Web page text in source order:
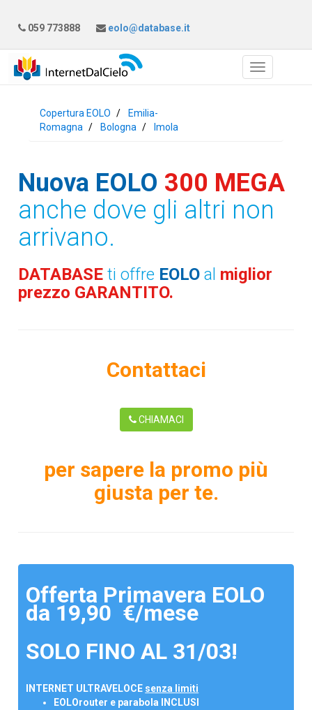
059 773888 eolo@database.it
Copertura EOLO
Emilia-
Romagna
Bologna Imola
Nuova EOLO 300 MEGA
anche dove gli altri non
arrivano.
DATABASEti offre EOLO al miglior
prezzo GARANTITO.
Contattaci
CHIAMACI
per sapere la promo più
giusta per te.
Offerta Primavera EOLO
da 19,90 €/mese
SOLO FINO AL 31/03!
INTERNET ULTRAVELOCE senza limiti
EOLOrouter e parabola INCLUSI